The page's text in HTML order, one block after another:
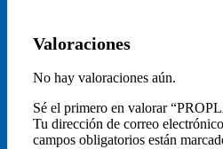
Valoraciones
No hay valoraciones aún.
Sé el primero en valorar
Tu dirección de correo
campos obligatorios están